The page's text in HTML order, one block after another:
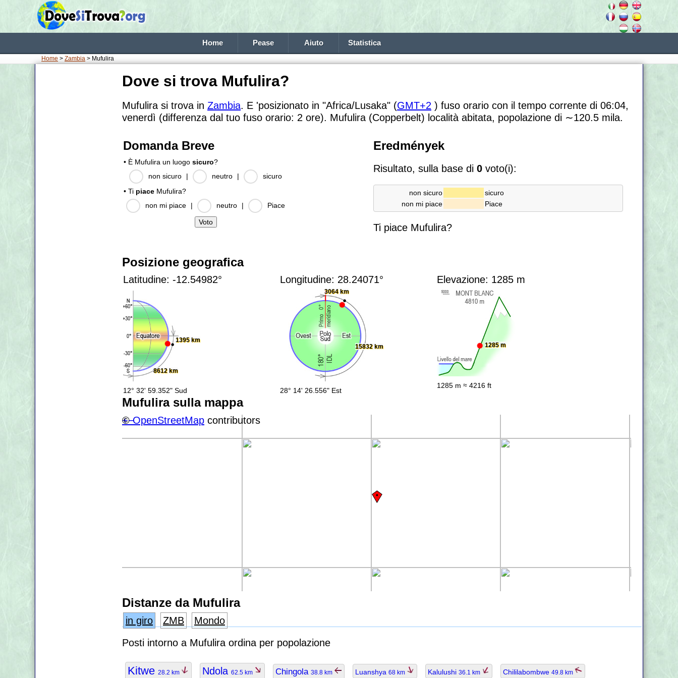
Home Pease Aiuto Statistica
Home > Zambia > Mufulira
Dove si trova Mufulira?
Mufulira si trova in Zambia. E 'posizionato in "Africa/Lusaka" (GMT+2 ) fuso orario con il tempo corrente di 06:04,
venerdì (differenza dal tuo fuso orario: 2 ore). Mufulira (Copperbelt) località abitata, popolazione di ∼120.5 mila.
Domanda Breve
• È Mufulira un luogo sicuro?
non sicuro
| neutro |
sicuro
• Ti piace Mufulira?
non mi piace
| neutro | Piace
Eredmények
Risultato, sulla base di0 voto(i):
non sicuro
sicuro
non mi piace
Piace
Ti piace Mufulira?
Posizione geografica
Latitudine: -12.54982°
8612 km
1395 km
12° 32' 59.352" Sud
Longitudine: 28.24071°
3064 km
15832 km
28° 14' 26.556" Est
Elevazione: 1285 m
1285 m
1285 m ≈ 4216 ft
Mufulira sulla mappa
+−
©OpenStreetMap contributors
Distanze da Mufulira
in giro ZMB
Mondo
Posti intorno a Mufulira ordina per popolazione
Kitwe 28.2 km Ndola 62.5 km Chingola 38.8 km Luanshya 68 km Kalulushi 36.1 km Chililabombwe 49.8 km